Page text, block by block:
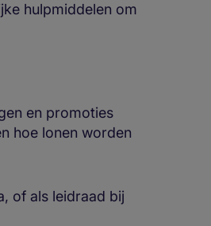
hulpmiddelen om
en promoties
hoe lonen worden
of als leidraad bij